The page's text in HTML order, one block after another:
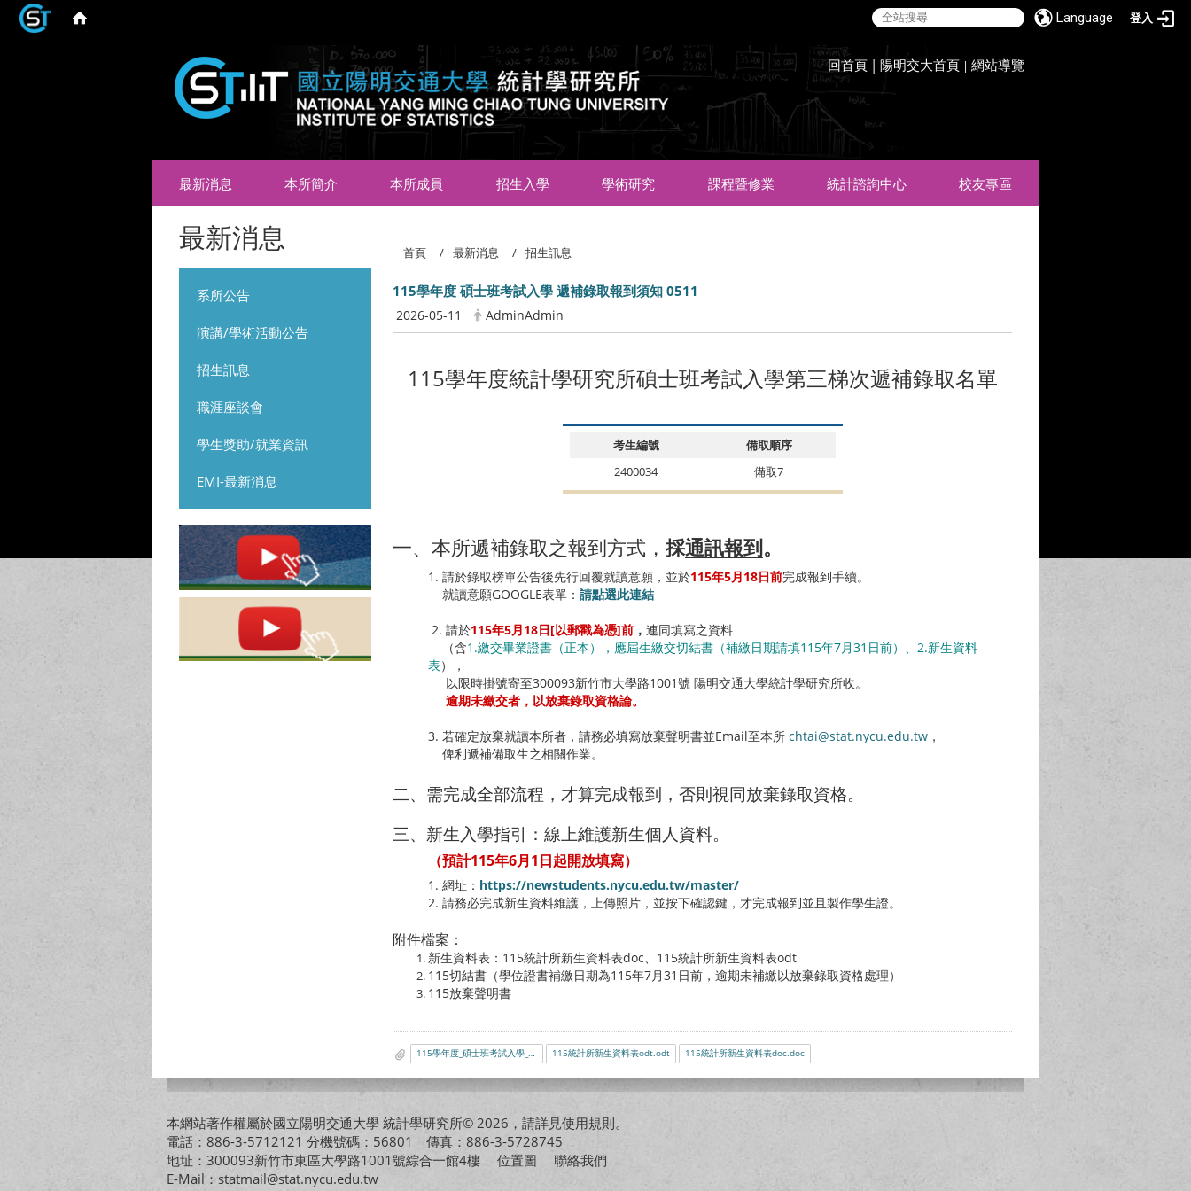
Language 登入
回首頁 | 陽明交大首頁 |網站導覽
最新消息 本所簡介 本所成員 招生入學 學術研究 課程暨修業 統計諮詢中心 校友專區
最新消息
系所公告
演講/學術活動公告
招生訊息
職涯座談會
學生獎助/就業資訊
EMI-最新消息
首頁 最新消息 招生訊息
115學年度 碩士班考試入學 遞補錄取報到須知 0511
2026-05-11 AdminAdmin
115學年度統計學研究所碩士班考試入學第三梯次遞補錄取名單
考生編號
備取順序
2400034
備取7
一、本所遞補錄取之報到方式， 採通訊報到。
1. 請於錄取榜單公告後先行回覆就讀意願，並於115年5月18日前完成報到手續。
就讀意願GOOGLE表單： 請點選此連結
2. 請於115年5月18日[以郵戳為憑]前 ， 連同填寫之資料
（含1.繳交畢業證書（正本），應屆生繳交切結書（補繳日期請填115年7月31日前）、2.新生資料
表），
以限時掛號寄至300093新竹市大學路1001號 陽明交通大學統計學研究所收。
逾期未繳交者，以放棄錄取資格論。
3. 若確定放棄就讀本所者，請務必填寫放棄聲明書並Email至本所 chtai@stat.nycu.edu.tw ，
俾利遞補備取生之相關作業。
二、需完成全部流程，才算完成報到，否則視同放棄錄取資格。
三、新生入學指引：線上維護新生個人資料。
（預計115年6月1日起開放填寫）
1. 網址： https://newstudents.nycu.edu.tw/master/
2. 請務必完成新生資料維護，上傳照片，並按下確認鍵，才完成報到並且製作學生證。
附件檔案：
新生資料表：115統計所新生資料表doc、115統計所新生資料表odt
115切結書（學位證書補繳日期為115年7月31日前，逾期未補繳以放棄錄取資格處理）
115放棄聲明書
115學年度_碩士班考試入學_遞補錄取報到須知_1150511公告.pdf 115統計所新生資料表odt.odt 115統計所新生資料表doc.doc
本網站著作權屬於國立陽明交通大學 統計學研究所© 2026，請詳見使用規則。
電話：886-3-5712121 分機號碼：56801 傳真：886-3-5728745
地址：300093新竹市東區大學路1001號綜合一館4樓 位置圖
聯絡我們
E-Mail：statmail@stat.nycu.edu.tw